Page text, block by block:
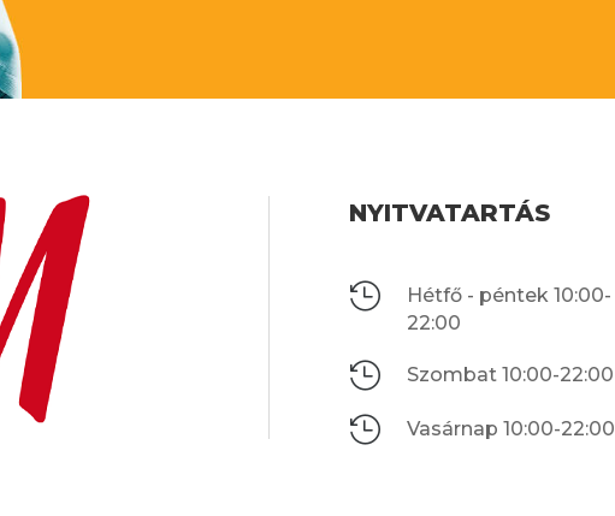
NYITVATARTÁS

Hétfő - péntek 10:00-
22:00
 Szombat 10:00-22:00
 Vasárnap 10:00-22:00